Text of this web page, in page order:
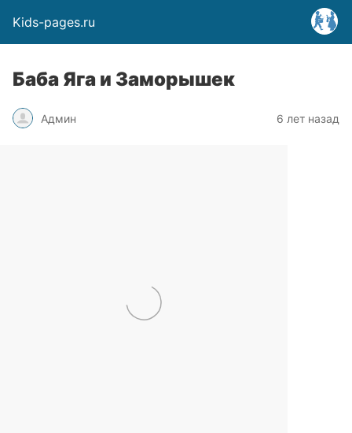
Kids-pages.ru
Баба Яга и Заморышек
Админ 6 лет назад